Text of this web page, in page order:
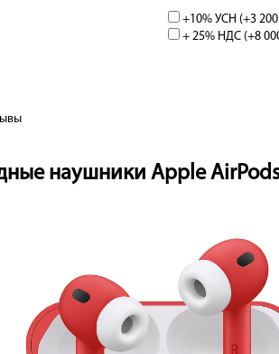
+10% УСН (+3
+ 25% НДС (+8
наушники Apple